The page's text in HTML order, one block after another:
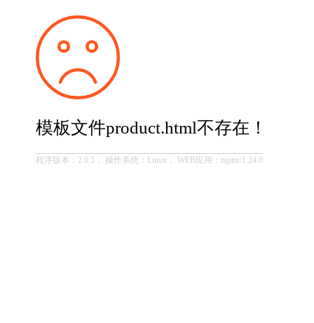
模板文件product.html不存在！
程序版本：2.0.5， 操作系统：Linux， WEB应用：nginx/1.24.0